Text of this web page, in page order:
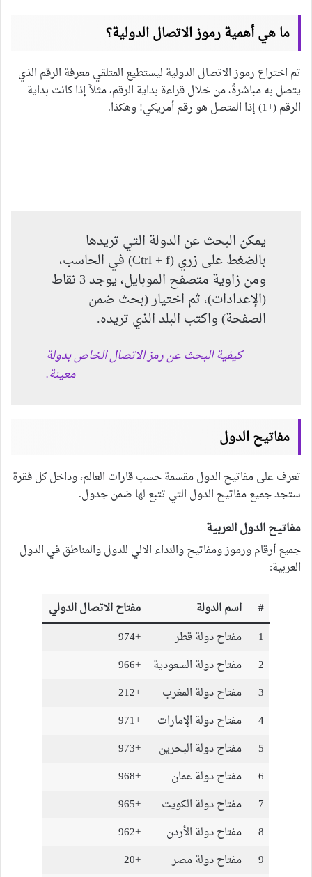
ما هي أهمية رموز الاتصال الدولية؟
تم اختراع رموز الاتصال الدولية ليستطيع المتلقي معرفة الرقم الذي
يتصل به مباشرةً، من خلال قراءة بداية الرقم، مثلاً إذا كانت بداية
الرقم (+1) إذا المتصل هو رقم أمريكي! وهكذا.
يمكن البحث عن الدولة التي تريدها
بالضغط على زري (Ctrl + f) في الحاسب،
ومن زاوية متصفح الموبايل، يوجد 3 نقاط
(الإعدادات)، ثم اختيار (بحث ضمن
الصفحة) واكتب البلد الذي تريده.
كيفية البحث عن رمز الاتصال الخاص بدولة
معينة.
مفاتيح الدول
تعرف على مفاتيح الدول مقسمة حسب قارات العالم، وداخل كل فقرة
ستجد جميع مفاتيح الدول التي تتبع لها ضمن جدول.
مفاتيح الدول العربية
جميع أرقام ورموز ومفاتيح والنداء الآلي للدول والمناطق في الدول
العربية:
#
اسم الدولة
مفتاح الاتصال الدولي
1
مفتاح دولة قطر
+974
2
مفتاح دولة السعودية
+966
3
مفتاح دولة المغرب
+212
4
مفتاح دولة الإمارات
+971
5
مفتاح دولة البحرين
+973
6
مفتاح دولة عمان
+968
7
مفتاح دولة الكويت
+965
8
مفتاح دولة الأردن
+962
9
مفتاح دولة مصر
+20